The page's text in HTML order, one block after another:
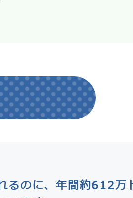
るのに、年間約612